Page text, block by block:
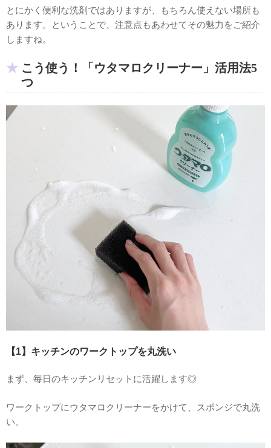
とにかく便利な洗剤ではありますが、もちろん使えない場所も
あります。ということで、注意点もあわせてその魅力をご紹介
しますね。
こう使う！「ウタマロクリーナー」活用法5
つ
【1】キッチンのワークトップを丸洗い
まず、毎日のキッチンリセットに活躍します◎
ワークトップにウタマロクリーナーをかけて、スポンジで丸洗
い。